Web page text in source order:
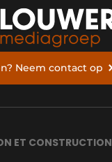
Neem contact op
ET CONSTRUCTION